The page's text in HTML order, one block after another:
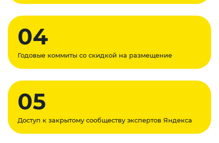
04
Годовые коммиты со скидкой на размещение
05
Доступ к закрытому сообществу экспертов Яндекса